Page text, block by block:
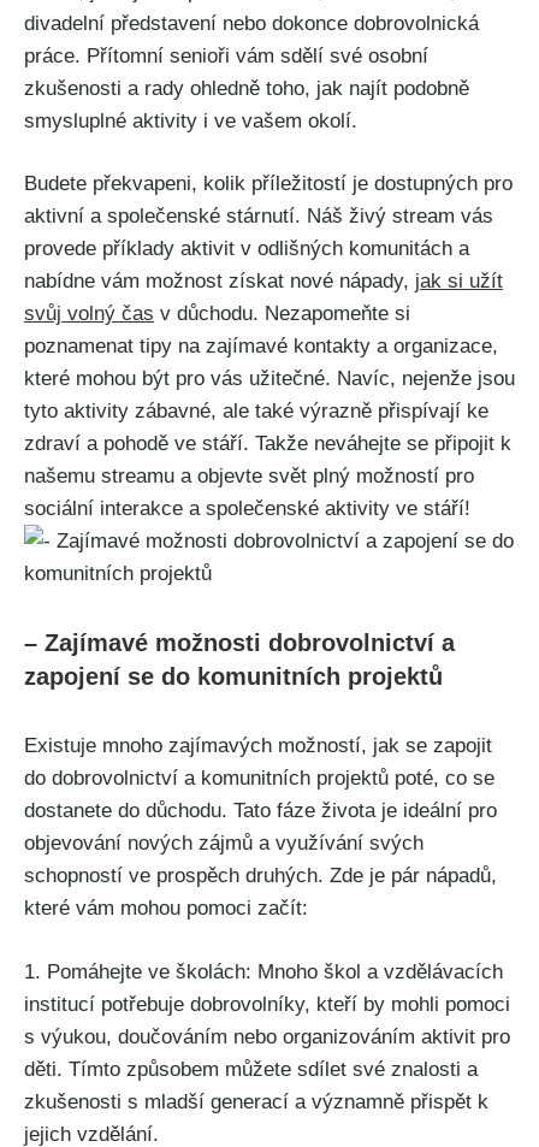
divadelní představení nebo dokonce dobrovolnická
práce. Přítomní senioři vám sdělí své osobní
zkušenosti a rady ohledně toho, jak najít podobně
smysluplné aktivity i ve vašem okolí.
Budete překvapeni, kolik příležitostí je dostupných pro
aktivní a společenské stárnutí. Náš živý stream vás
provede příklady aktivit v odlišných komunitách a
nabídne vám možnost získat nové nápady, jak si užít
svůj volný čas v důchodu. Nezapomeňte si
poznamenat tipy na zajímavé kontakty a organizace,
které mohou být pro vás užitečné. Navíc, nejenže jsou
tyto aktivity zábavné, ale také výrazně přispívají ke
zdraví a pohodě ve stáří. Takže neváhejte se připojit k
našemu streamu a objevte svět plný možností pro
sociální interakce a společenské aktivity ve stáří!
– Zajímavé možnosti dobrovolnictví a
zapojení se do komunitních projektů
Existuje mnoho zajímavých možností, jak se zapojit
do dobrovolnictví a komunitních projektů poté, co se
dostanete do důchodu. Tato fáze života je ideální pro
objevování nových zájmů a využívání svých
schopností ve prospěch druhých. Zde je pár nápadů,
které vám mohou pomoci začít:
1. Pomáhejte ve školách: Mnoho škol a vzdělávacích
institucí potřebuje dobrovolníky, kteří by mohli pomoci
s výukou, doučováním nebo organizováním aktivit pro
děti. Tímto způsobem můžete sdílet své znalosti a
zkušenosti s mladší generací a významně přispět k
jejich vzdělání.